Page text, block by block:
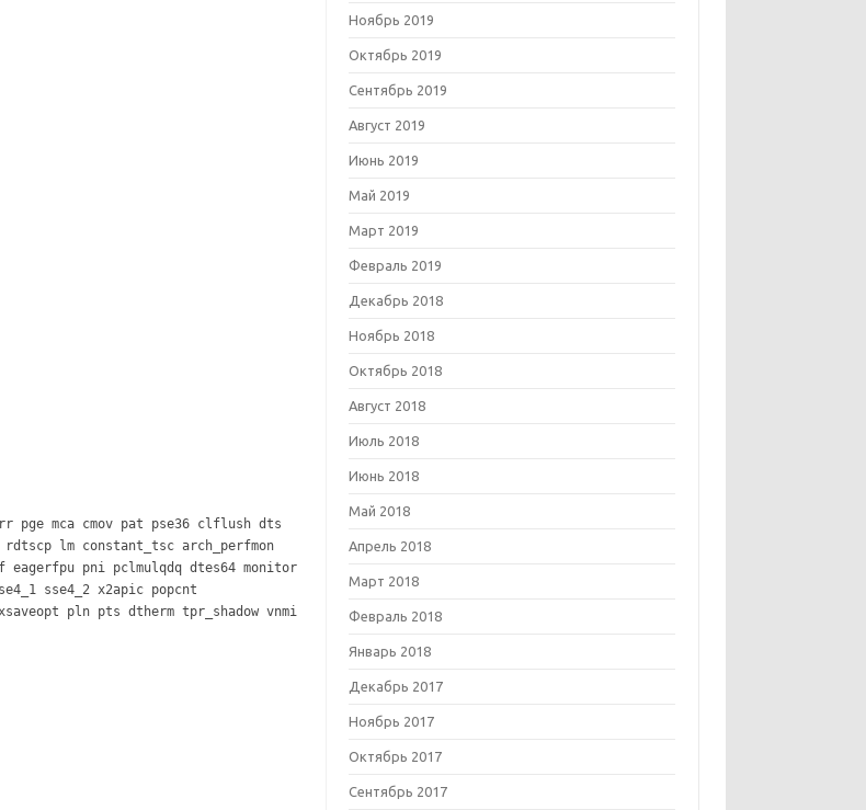
pge mca cmov pat pse36 clflush dts
lm constant_tsc arch_perfmon
eagerfpu pni pclmulqdq dtes64 monitor
sse4_2 x2apic popcnt
pln pts dtherm tpr_shadow vnmi
Ноябрь 2019
Октябрь 2019
Сентябрь 2019
Август 2019
Июнь 2019
Май 2019
Март 2019
Февраль 2019
Декабрь 2018
Ноябрь 2018
Октябрь 2018
Август 2018
Июль 2018
Июнь 2018
Май 2018
Апрель 2018
Март 2018
Февраль 2018
Январь 2018
Декабрь 2017
Ноябрь 2017
Октябрь 2017
Сентябрь 2017